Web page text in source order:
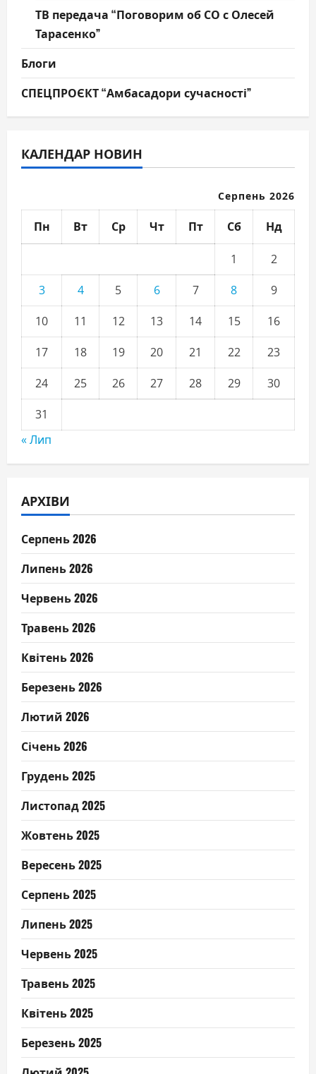
ТВ передача “Поговорим об СО с Олесей
Тарасенко”
Блоги
СПЕЦПРОЄКТ “Амбасадори сучасності”
КАЛЕНДАР НОВИН
Серпень 2026
Пн Вт Ср Чт Пт Сб Нд
1
2
3
4 5 6 7 8
9
10
11 12 13 14 15
16
17
18 19 20 21 22
23
24
25 26 27 28 29
30
31
« Лип
АРХІВИ
Серпень 2026
Липень 2026
Червень 2026
Травень 2026
Квітень 2026
Березень 2026
Лютий 2026
Січень 2026
Грудень 2025
Листопад 2025
Жовтень 2025
Вересень 2025
Серпень 2025
Липень 2025
Червень 2025
Травень 2025
Квітень 2025
Березень 2025